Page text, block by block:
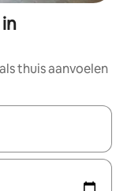
thuis aanvoelen
maak je een keuze